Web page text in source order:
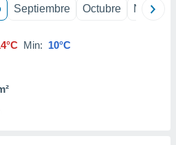
Septiembre Octubre
Min: 10°C